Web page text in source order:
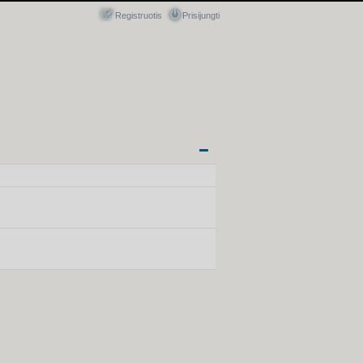
Prisijungti
Registruotis